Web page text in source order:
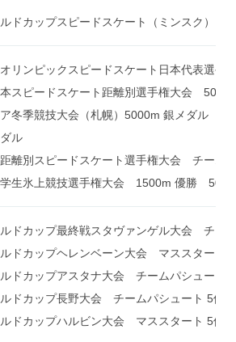
ドカップスピードスケート（ミンスク）
リンピックスピードスケート日本代表選
スピードスケート距離別選手権大会
冬季競技大会（札幌）5000m 銀メダル
ル
離別スピードスケート選手権大会 チーム
学生氷上競技選手権大会 1500m 優勝
ドカップ最終戦スタヴァンゲル大会 チー
ルドカップヘレンベーン大会 マススタート
ドカップアスタナ大会 チームパシュート
ドカップ長野大会 チームパシュート 5位
ルドカップハルビン大会 マススタート 5位